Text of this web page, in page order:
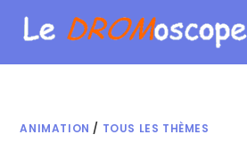
ANIMATION / TOUS LES THÈMES